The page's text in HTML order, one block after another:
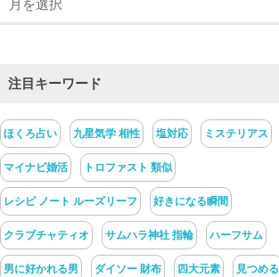
注目キーワード
ほくろ占い 九星気学 相性 塩対応 ミステリアス
マイナビ婚活 トロファスト 類似
レシピ ノート ルーズリーフ 好きになる瞬間
クラブチャティオ サムハラ神社 指輪 ハーフサム
男に好かれる男 ダイソー 財布 四大元素 見つめる